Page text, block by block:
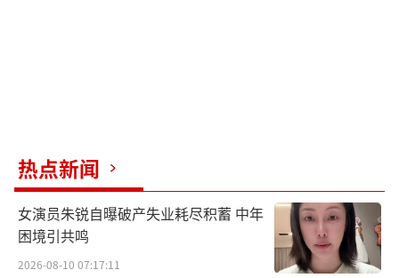
热点新闻
女演员朱锐自曝破产失业耗尽积蓄 中年
困境引共鸣
2026-08-10 07:17:11